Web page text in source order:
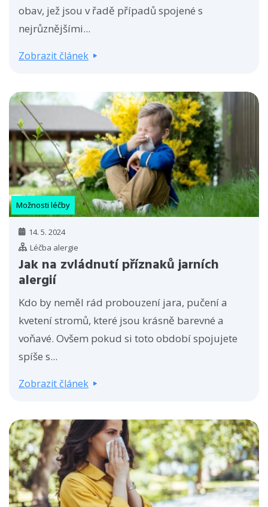
obav, jež jsou v řadě případů spojené s
nejrůznějšími...
Zobrazit článek
Možnosti léčby
14. 5. 2024
Léčba alergie
Jak na zvládnutí příznaků jarních
alergií
Kdo by neměl rád probouzení jara, pučení a
kvetení stromů, které jsou krásně barevné a
voňavé. Ovšem pokud si toto období spojujete
spíše s...
Zobrazit článek